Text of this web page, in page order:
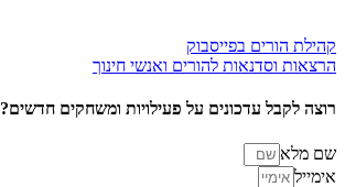
קהילת הורים בפייסבוק
הרצאות וסדנאות להורים ואנשי חינוך
רוצה לקבל עדכונים על פעילויות ומשחקים חדשים?
שם מלא
אימייל